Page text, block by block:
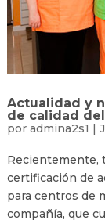
Actualidad y
de calidad
por admina2s1 |
Recientemente,
certificación de
para centros de
compañía, que